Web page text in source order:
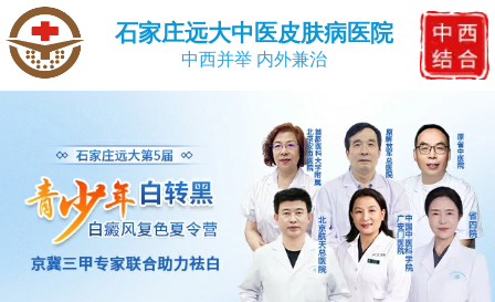
石家庄远大中医皮肤病医院
中西并举 内外兼治